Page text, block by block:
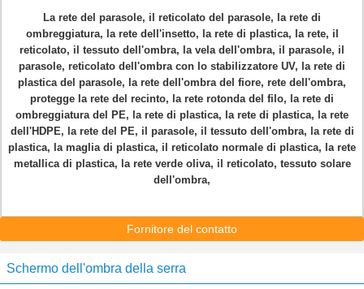
La rete del parasole, il reticolato del parasole, la rete di
ombreggiatura, la rete dell'insetto, la rete di plastica, la rete, il
reticolato, il tessuto dell'ombra, la vela dell'ombra, il parasole, il
parasole, reticolato dell'ombra con lo stabilizzatore UV, la rete di
plastica del parasole, la rete dell'ombra del fiore, rete dell'ombra,
protegge la rete del recinto, la rete rotonda del filo, la rete di
ombreggiatura del PE, la rete di plastica, la rete di plastica, la rete
dell'HDPE, la rete del PE, il parasole, il tessuto dell'ombra, la rete di
plastica, la maglia di plastica, il reticolato normale di plastica, la rete
metallica di plastica, la rete verde oliva, il reticolato, tessuto solare
dell'ombra,
Fornitore del contatto
Schermo dell'ombra della serra